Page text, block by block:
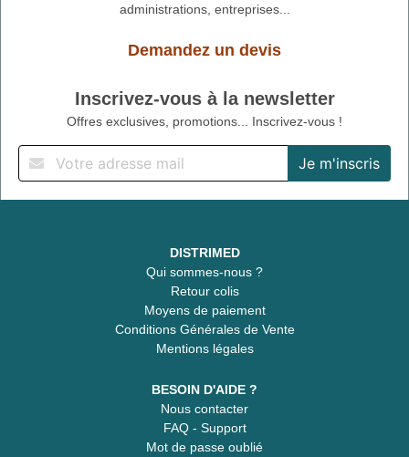
administrations, entreprises...
Demandez un devis
Inscrivez-vous à la newsletter
Offres exclusives, promotions... Inscrivez-vous !
DISTRIMED
Qui sommes-nous ?
Retour colis
Moyens de paiement
Conditions Générales de Vente
Mentions légales
BESOIN D'AIDE ?
Nous contacter
FAQ - Support
Mot de passe oublié